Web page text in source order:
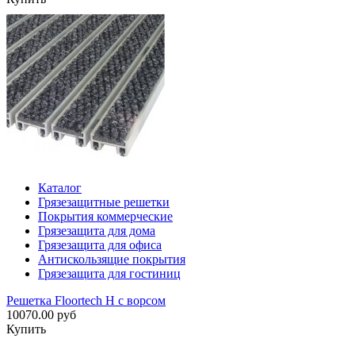
Каталог
Грязезащитные решетки
Покрытия коммерческие
Грязезащита для дома
Грязезащита для офиса
Антискользящие покрытия
Грязезащита для гостиниц
Решетка Floortech H с ворсом
10070.00 руб
Купить